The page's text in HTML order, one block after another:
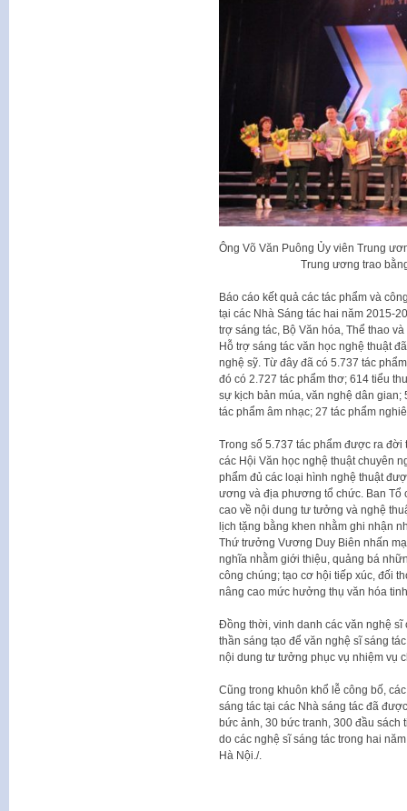
Ông Võ Văn Puông Ủy viên Trung
Trung ương trao
Báo cáo kết quả các tác phẩm và
tại các Nhà Sáng tác hai năm 2015-
trợ sáng tác, Bộ Văn hóa, Thể thao
Hỗ trợ sáng tác văn học nghệ thuật
nghệ sỹ. Từ đây đã có 5.737 tác
đó có 2.727 tác phẩm thơ; 614 tiểu
sự kịch bản múa, văn nghệ dân gian;
tác phẩm âm nhạc; 27 tác phẩm
Trong số 5.737 tác phẩm được ra
các Hội Văn học nghệ thuật chuyên
phẩm đủ các loại hình nghệ thuật
ương và địa phương tổ chức. Ban Tổ
cao về nội dung tư tưởng và nghệ
lịch tặng bằng khen nhằm ghi nhận
Thứ trưởng Vương Duy Biên nhấn
nghĩa nhằm giới thiệu, quảng bá
công chúng; tạo cơ hội tiếp xúc, đối
nâng cao mức hưởng thụ văn hóa
Đồng thời, vinh danh các văn nghệ sĩ
thần sáng tạo để văn nghệ sĩ sáng
nội dung tư tưởng phục vụ nhiệm vụ
Cũng trong khuôn khổ lễ công bố,
sáng tác tại các Nhà sáng tác đã
bức ảnh, 30 bức tranh, 300 đầu sách
do các nghệ sĩ sáng tác trong hai
Hà Nội./.